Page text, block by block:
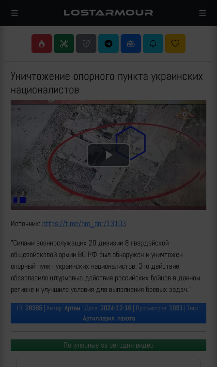
LOSTARMOUR
Уничтожение опорного пункта украинских
националистов
Play
Video
Источник: https://t.me/nm_dnr/13103
"Силами военнослужащих 20 дивизии 8 гвардейской
общевойсковой армии ВС РФ был обнаружен и уничтожен
опорный пункт украинских националистов. Это действие
обезопасило штурмовые действия российских бойцов в данном
регионе и улучшило условия для выполнения боевых задач."
ID: 28365 | Автор: Артем | Дата: 2024-12-16 | Просмотров: 1091 | Теги:
Артиллерия, пехота
Популярные за сегодня видео